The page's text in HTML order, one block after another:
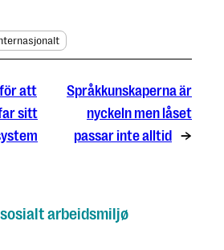
för att
sitt
Språkkunskaperna är
nyckeln men låset
passar inte alltid
→
arbeidsmiljø